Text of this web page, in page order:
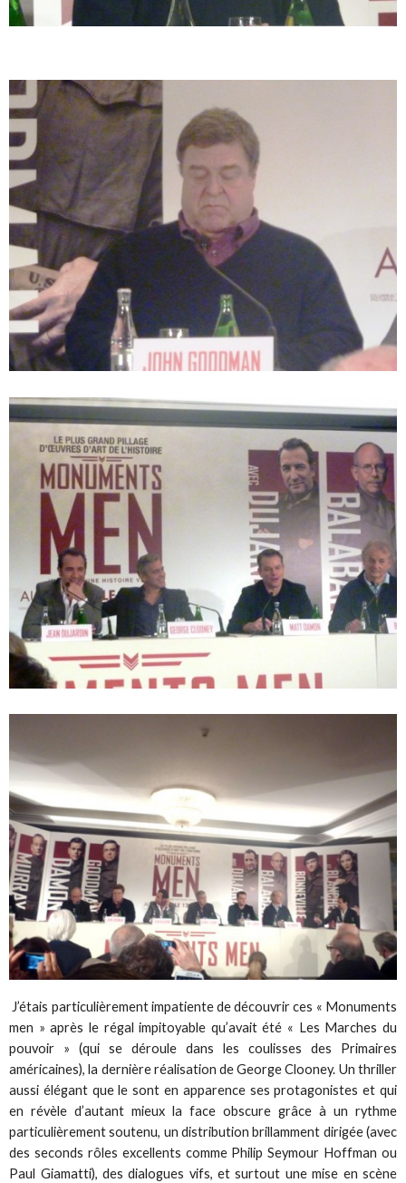
J’étais particulièrement impatiente de découvrir ces « Monuments
men » après le régal impitoyable qu’avait été « Les Marches du
pouvoir » (qui se déroule dans les coulisses des Primaires
américaines), la dernière réalisation de George Clooney. Un thriller
aussi élégant que le sont en apparence ses protagonistes et qui
en révèle d’autant mieux la face obscure grâce à un rythme
particulièrement soutenu, un distribution brillamment dirigée (avec
des seconds rôles excellents comme Philip Seymour Hoffman ou
Paul Giamatti), des dialogues vifs, et surtout une mise en scène